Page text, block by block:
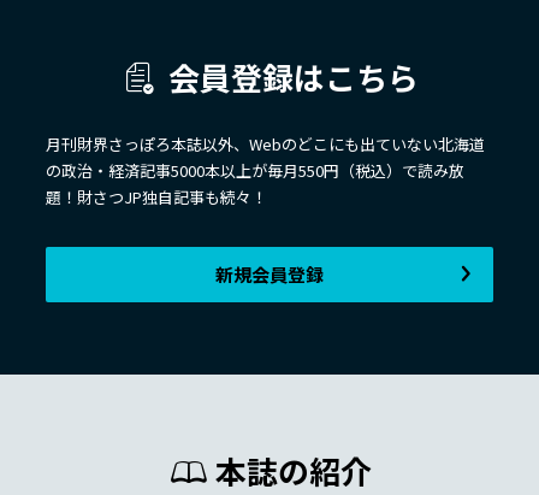
会員登録はこちら
月刊財界さっぽろ本誌以外、Webのどこにも出ていない北海道
の政治・経済記事5000本以上が毎月550円（税込）で読み放
題！財さつJP独自記事も続々！
新規会員登録
本誌の紹介